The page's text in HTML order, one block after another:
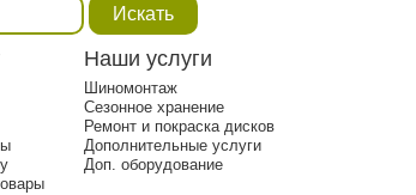
Искать
Наши услуги
Шиномонтаж
Сезонное хранение
Ремонт и покраска дисков
Дополнительные услуги
Доп. оборудование